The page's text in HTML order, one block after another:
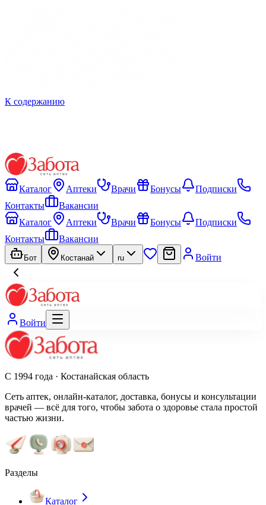
К содержанию
Каталог Аптеки Врачи Бонусы
Подписки
Контакты
Вакансии
Каталог
Аптеки Врачи Бонусы
Подписки
Контакты
Вакансии
Бот Костанай ru Войти
Войти
С 1994 года · Костанайская область
Сеть аптек, онлайн-каталог, доставка, бонусы и консультации
врачей — всё для того, чтобы забота о здоровье стала простой
частью жизни.
Разделы
Каталог